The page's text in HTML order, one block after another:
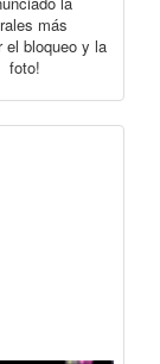
más
el bloqueo y la
foto!